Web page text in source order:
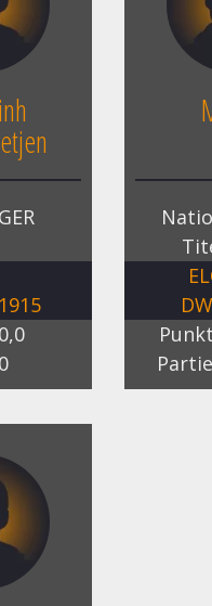
GER
1915
0,0
0